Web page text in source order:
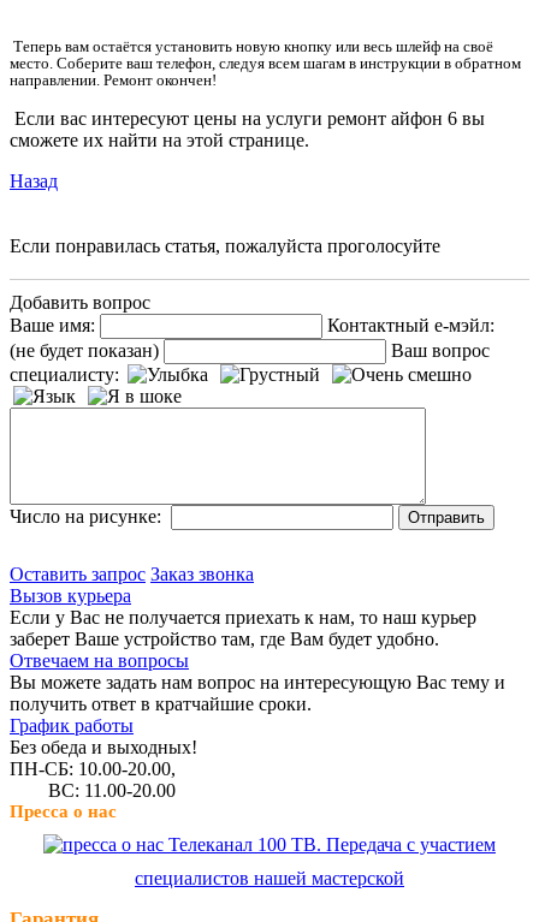
Теперь вам остаётся установить новую кнопку или весь шлейф на своё
место. Соберите ваш телефон, следуя всем шагам в инструкции в обратном
направлении. Ремонт окончен!
Если вас интересуют цены на услуги ремонт айфон 6 вы
сможете их найти на этой странице.
Назад
Если понравилась статья, пожалуйста проголосуйте
Добавить вопрос
Ваше имя:
Контактный е-мэйл:
(не будет показан)
Ваш вопрос
специалисту:
Число на рисунке:
Оставить запрос Заказ звонка
Вызов курьера
Если у Вас не получается приехать к нам, то наш курьер
заберет Ваше устройство там, где Вам будет удобно.
Отвечаем на вопросы
Вы можете задать нам вопрос на интересующую Вас тему и
получить ответ в кратчайшие сроки.
График работы
Без обеда и выходных!
ПН-СБ: 10.00-20.00,
ВС: 11.00-20.00
Пресса о нас
Телеканал 100 ТВ. Передача с участием
специалистов нашей мастерской